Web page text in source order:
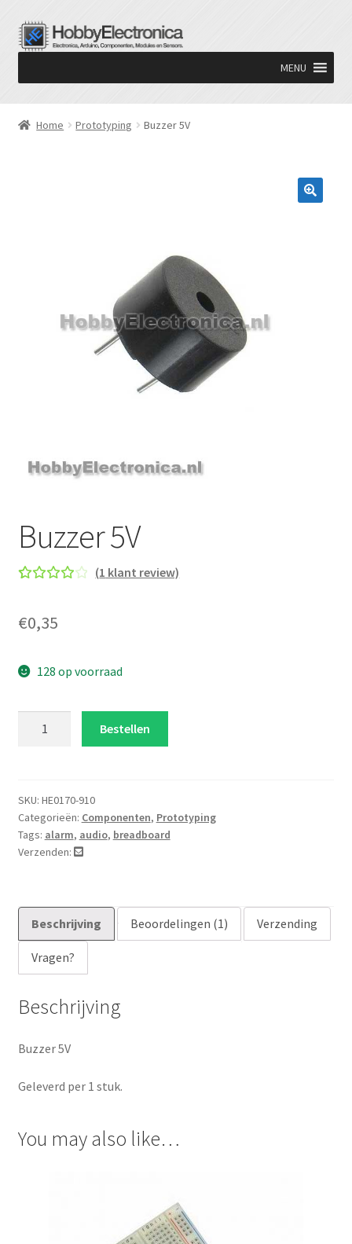
Ga
door
navigatie
Ga
naar
inhoud
MENU
Home Prototyping Buzzer 5V
Buzzer 5V
4.00op
gebase
klant
waard
(1 klant review)
€0,35
128 op voorraad
Bestellen
SKU: HE0170-910
Categorieën: Componenten, Prototyping
Tags: alarm, audio, breadboard
Verzenden:
Beschrijving Beoordelingen (1) Verzending
Vragen?
Beschrijving
Buzzer 5V
Geleverd per 1 stuk.
You may also like…